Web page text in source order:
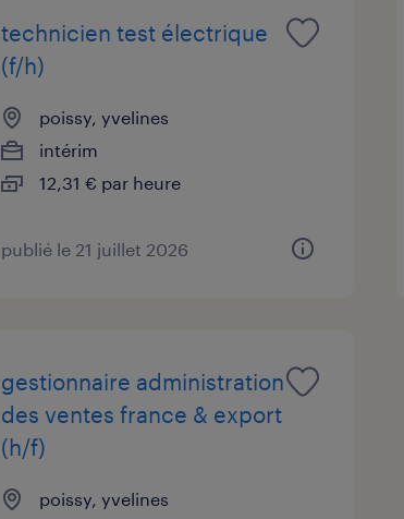
technicien test électrique
(f/h)
poissy, yvelines
intérim
12,31 € par heure
publié le 21 juillet 2026
gestionnaire administration
des ventes france & export
(h/f)
poissy, yvelines